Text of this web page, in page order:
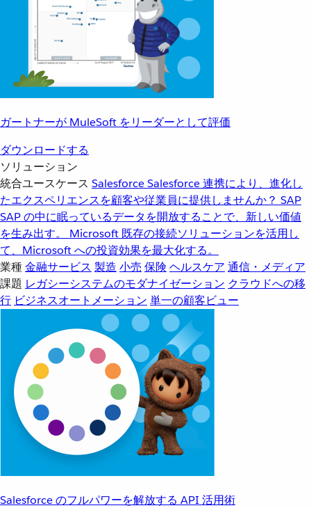
ガートナーが MuleSoft をリーダーとして評価
ダウンロードする
ソリューション
統合ユースケース SalesforceSalesforce 連携により、進化し
たエクスペリエンスを顧客や従業員に提供しませんか？ SAP
SAP の中に眠っているデータを開放することで、新しい価値
を生み出す。
Microsoft 既存の接続ソリューションを活用し
て、Microsoft への投資効果を最大化する。
業種金融サービス 製造 小売 保険 ヘルスケア 通信・メディア
課題 レガシーシステムのモダナイゼーション クラウドへの移
行 ビジネスオートメーション 単一の顧客ビュー
Salesforce のフルパワーを解放する API 活用術